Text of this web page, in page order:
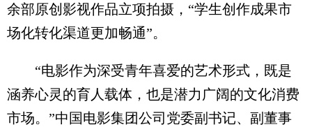
余部原创影视作品立项拍摄，“学生创作成果市
场化转化渠道更加畅通”。
“电影作为深受青年喜爱的艺术形式，既是
涵养心灵的育人载体，也是潜力广阔的文化消费
市场。”中国电影集团公司党委副书记、副董事